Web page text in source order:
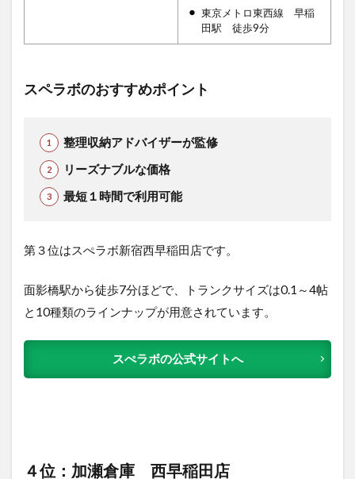
東京メトロ東西線 早稲
田駅 徒歩9分
スペラボのおすすめポイント
整理収納アドバイザーが監修
リーズナブルな価格
最短１時間で利用可能
第３位はスぺラボ新宿西早稲田店です。
面影橋駅から徒歩7分ほどで、トランクサイズは0.1～4帖
と10種類のラインナップが用意されています。
スぺラボの公式サイトへ
４位：加瀬倉庫 西早稲田店